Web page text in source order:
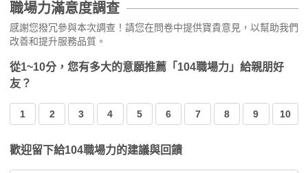
職場力滿意度調查
感謝您撥冗參與本次調查！請您在問卷中提供寶貴意見，以幫助我們
改善和提升服務品質。
從1~10分，您有多大的意願推薦「104職場力」給親朋好
友？
1 2 3 4 5 6 7 8 9 10
歡迎留下給104職場力的建議與回饋